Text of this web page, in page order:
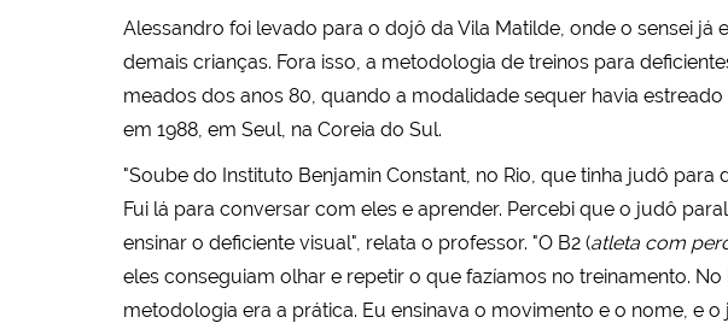
Alessandro foi levado para o dojô da Vila Matilde, onde o sensei
demais crianças. Fora isso, a metodologia de treinos para
meados dos anos 80, quando a modalidade sequer havia estreado
em 1988, em Seul, na Coreia do Sul.
"Soube do Instituto Benjamin Constant, no Rio, que tinha judô
Fui lá para conversar com eles e aprender. Percebi que o judô
ensinar o deficiente visual", relata o professor. "O B2 (atleta com
eles conseguiam olhar e repetir o que fazíamos no treinamento. No
metodologia era a prática. Eu ensinava o movimento e o nome, e